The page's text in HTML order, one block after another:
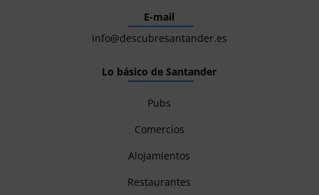
E-mail
info@descubresantander.es
Lo básico de Santander
Pubs
Comercios
Alojamientos
Restaurantes